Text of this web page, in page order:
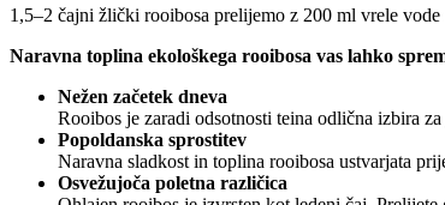
1,5–2 čajni žlički rooibosa prelijemo z 200 ml vrele
Naravna toplina ekološkega rooibosa vas lahko
Nežen začetek dneva
Rooibos je zaradi odsotnosti teina odlična izbira
Popoldanska sprostitev
Naravna sladkost in toplina rooibosa ustvarjata
Osvežujoča poletna različica